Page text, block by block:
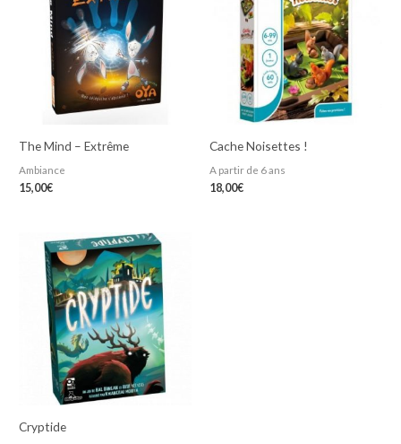
The Mind – Extrême
Ambiance
15,00€
Cache Noisettes !
A partir de 6 ans
18,00€
Cryptide